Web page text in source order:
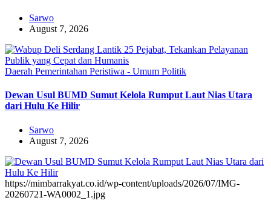
Sarwo
August 7, 2026
Daerah Pemerintahan Peristiwa - Umum Politik
Dewan Usul BUMD Sumut Kelola Rumput Laut Nias Utara
dari Hulu Ke Hilir
Sarwo
August 7, 2026
https://mimbarrakyat.co.id/wp-content/uploads/2026/07/IMG-
20260721-WA0002_1.jpg